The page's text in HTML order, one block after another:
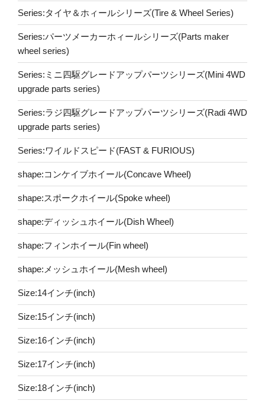
Series:タイヤ＆ホィールシリーズ(Tire & Wheel Series)
Series:パーツメーカーホィールシリーズ(Parts maker
wheel series)
Series:ミニ四駆グレードアップパーツシリーズ(Mini 4WD
upgrade parts series)
Series:ラジ四駆グレードアップパーツシリーズ(Radi 4WD
upgrade parts series)
Series:ワイルドスピード(FAST & FURIOUS)
shape:コンケイブホイール(Concave Wheel)
shape:スポークホイール(Spoke wheel)
shape:ディッシュホイール(Dish Wheel)
shape:フィンホイール(Fin wheel)
shape:メッシュホイール(Mesh wheel)
Size:14インチ(inch)
Size:15インチ(inch)
Size:16インチ(inch)
Size:17インチ(inch)
Size:18インチ(inch)